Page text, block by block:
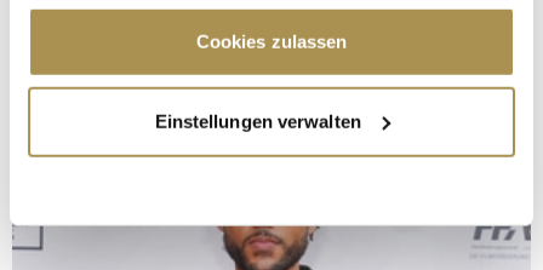
Cookie-Erklärung oder durch Klicken auf das Privacy
Trigger Symbol ändern oder widerrufen
Informationen über Ihre geografische Lage
erfassen, welche bis auf einige Meter genau sein
bestimmten Merkmalen (Fingerprinting) identifizieren
Cookies zulassen
Einstellungen verwalten